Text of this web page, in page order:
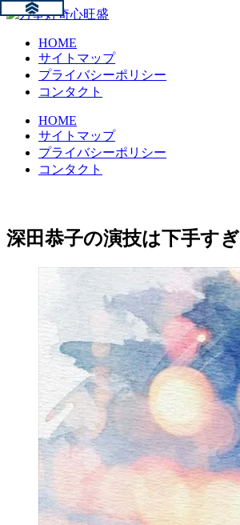
HOME
サイトマップ
プライバシーポリシー
コンタクト
HOME
サイトマップ
プライバシーポリシー
コンタクト
深田恭子の演技は下手す